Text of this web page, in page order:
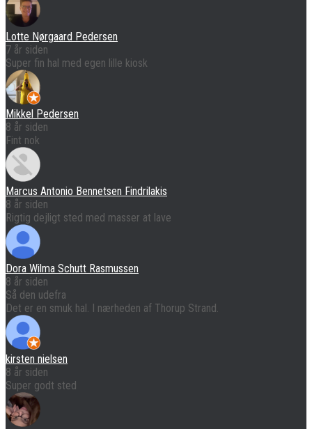
Lotte Nørgaard Pedersen
7 år siden
Super fin hal med egen lille kiosk
Mikkel Pedersen
8 år siden
Fint nok
Marcus Antonio Bennetsen Findrilakis
8 år siden
Rigtig dejligt sted med masser at lave
Dora Wilma Schutt Rasmussen
8 år siden
Så den udefra
Det er en smuk hal. I nærheden af Thorup Strand.
kirsten nielsen
8 år siden
Super godt sted